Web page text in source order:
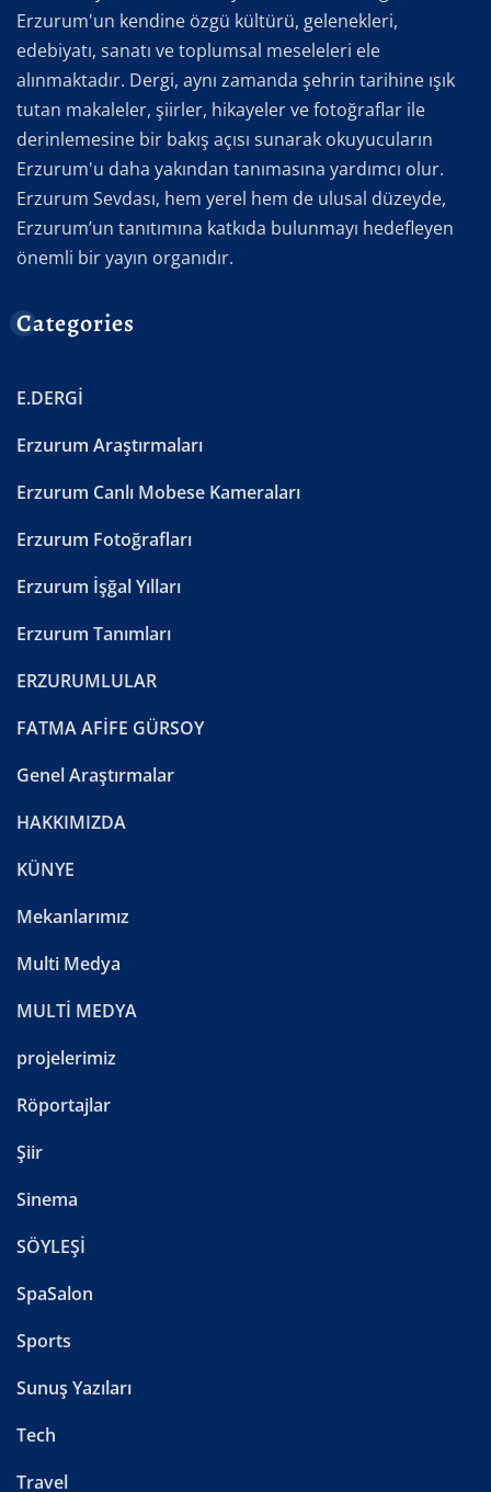
Erzurum'un kendine özgü kültürü, gelenekleri,
edebiyatı, sanatı ve toplumsal meseleleri ele
alınmaktadır. Dergi, aynı zamanda şehrin tarihine ışık
tutan makaleler, şiirler, hikayeler ve fotoğraflar ile
derinlemesine bir bakış açısı sunarak okuyucuların
Erzurum'u daha yakından tanımasına yardımcı olur.
Erzurum Sevdası, hem yerel hem de ulusal düzeyde,
Erzurum’un tanıtımına katkıda bulunmayı hedefleyen
önemli bir yayın organıdır.
Categories
E.DERGİ
Erzurum Araştırmaları
Erzurum Canlı Mobese Kameraları
Erzurum Fotoğrafları
Erzurum İşğal Yılları
Erzurum Tanımları
ERZURUMLULAR
FATMA AFİFE GÜRSOY
Genel Araştırmalar
HAKKIMIZDA
KÜNYE
Mekanlarımız
Multi Medya
MULTİ MEDYA
projelerimiz
Röportajlar
Şiir
Sinema
SÖYLEŞİ
SpaSalon
Sports
Sunuş Yazıları
Tech
Travel